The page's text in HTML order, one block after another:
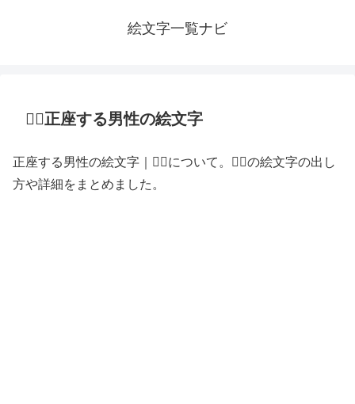
絵文字一覧ナビ
🧎‍♂️正座する男性の絵文字
正座する男性の絵文字｜🧎‍♂️について。🧎‍♂️の絵文字の出し
方や詳細をまとめました。